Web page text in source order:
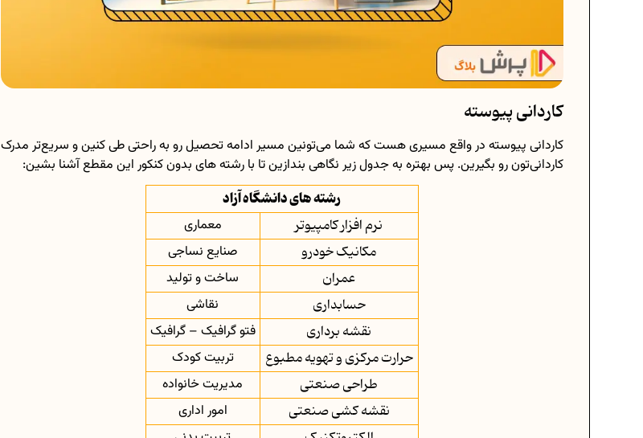
کاردانی پیوسته
کاردانی پیوسته در واقع مسیری هست که شما می‌تونین مسیر ادامه تحصیل رو به راحتی طی کنین و سریع‌تر مدرک
کاردانی‌تون رو بگیرین. پس بهتره به جدول زیر نگاهی بندازین تا با رشته های بدون کنکور این مقطع آشنا بشین:
رشته های دانشگاه آزاد
نرم افزار کامپیوتر معماری
مکانیک خودرو صنایع نساجی
عمران ساخت و تولید
حسابداری نقاشی
نقشه برداری فتو گرافیک – گرافیک
حرارت مرکزی و تهویه مطبوع تربیت کودک
طراحی صنعتی مدیریت خانواده
نقشه کشی صنعتی امور اداری